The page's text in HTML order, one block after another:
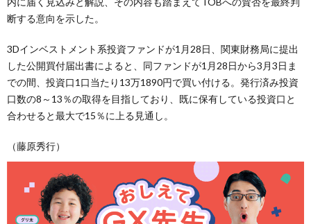
断する意向を示した。
3Dインベストメント系投資ファンドが1月28日、関東財務局に提出
した公開買付届出書によると、同ファンドが1月28日から3月3日ま
での間、投資口1口当たり13万1890円で買い付ける。発行済み投資
口数の8～13％の取得を目指しており、既に保有している投資口と
合わせると最大で15％に上る見通し。
（藤原秀行）